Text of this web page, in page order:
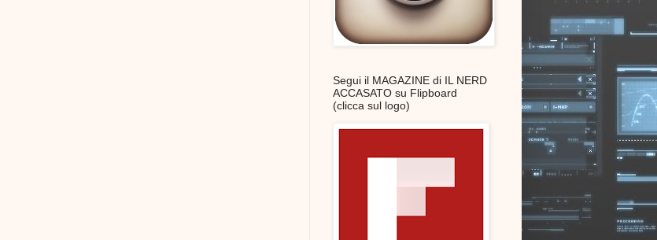
Segui il MAGAZINE di IL NERD
ACCASATO su Flipboard
(clicca sul logo)